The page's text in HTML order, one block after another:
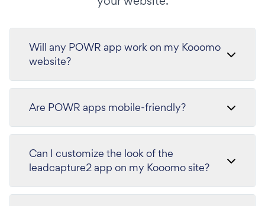
Will any POWR app work on my Kooomo
website?
Are POWR apps mobile-friendly?
Can I customize the look of the
leadcapture2 app on my Kooomo site?